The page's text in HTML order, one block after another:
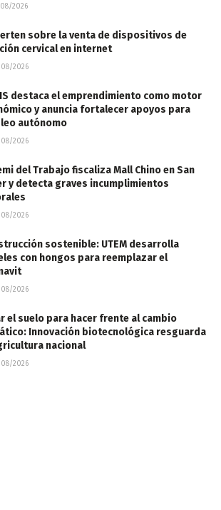
2026
sobre la venta de dispositivos de
cervical en internet
2026
destaca el emprendimiento como motor
y anuncia fortalecer apoyos para
autónomo
2026
del Trabajo fiscaliza Mall Chino en San
y detecta graves incumplimientos
2026
sostenible: UTEM desarrolla
con hongos para reemplazar el
2026
el suelo para hacer frente al cambio
Innovación biotecnológica resguarda
nacional
2026